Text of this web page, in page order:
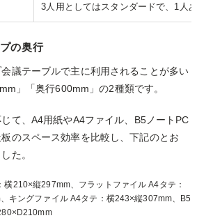
3人用としてはスタンダードで、1人あた
の奥行
議テーブルで主に利用されることが多い
」「奥行600mm」の2種類です。
て、A4用紙やA4ファイル、B5ノートPC
のスペース効率を比較し、下記のとお
た。
横210×縦297mm、フラットファイル A4タテ：
キングファイル A4タテ：横243×縦307mm、B5